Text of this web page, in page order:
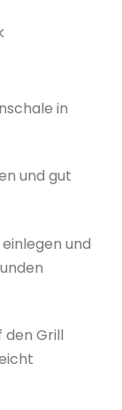
in
und gut
und
den Grill